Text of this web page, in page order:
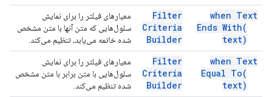
when Text
Ends With(
text)
Filter
Criteria
Builder
معیارهای فیلتر را برای نمایش
سلول‌هایی که متن آنها با متن مشخص
شده خاتمه می‌یابد، تنظیم می‌کند.
when Text
Equal To(
text)
Filter
Criteria
Builder
معیارهای فیلتر را برای نمایش
سلول‌هایی با متن برابر با متن مشخص
شده تنظیم می‌کند.